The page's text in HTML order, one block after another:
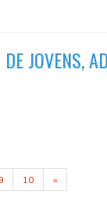
JOVENS,
10 »